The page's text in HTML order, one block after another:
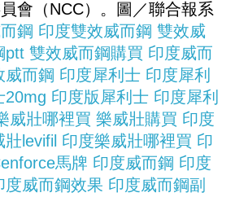
會（NCC）。圖／聯合報系
鋼 印度雙效威而鋼 雙效威
ptt 雙效威而鋼購買 印度威而
威而鋼 印度犀利士 印度犀利
20mg 印度版犀利士 印度犀利
威壯哪裡買 樂威壯購買 印度
levifil 印度樂威壯哪裡買 印
馬牌 印度威而鋼 印度
度威而鋼效果 印度威而鋼副